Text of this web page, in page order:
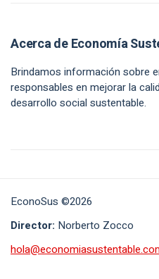
Acerca de Economía
Brindamos información sobre
responsables en mejorar la
desarrollo social sustentable.
EconoSus ©2026
Director: Norberto Zocco